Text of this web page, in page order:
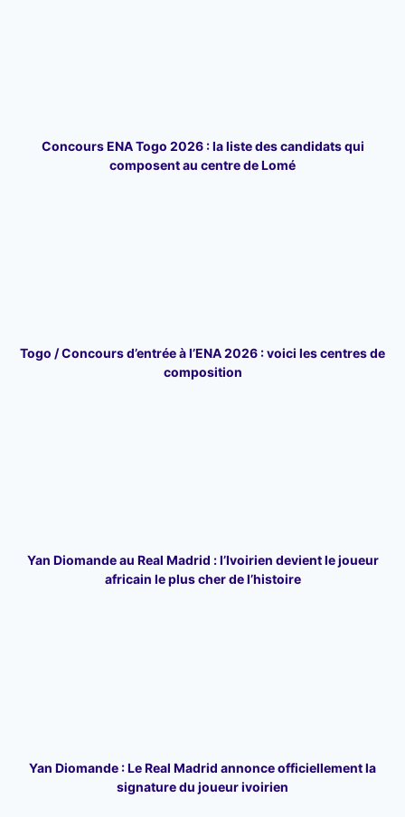
Concours ENA Togo 2026 : la liste des candidats qui
composent au centre de Lomé
Togo / Concours d’entrée à l’ENA 2026 : voici les centres de
composition
Yan Diomande au Real Madrid : l’Ivoirien devient le joueur
africain le plus cher de l’histoire
Yan Diomande : Le Real Madrid annonce officiellement la
signature du joueur ivoirien